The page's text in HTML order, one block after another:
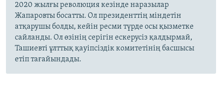
2020 жылғы революция кезінде наразылар
Жапаровты босатты. Ол президенттің міндетін
атқарушы болды, кейін ресми түрде осы қызметке
сайланды. Ол өзінің серігін ескерусіз қалдырмай,
Ташиевті ұлттық қауіпсіздік комитетінің басшысы
етіп тағайындады.